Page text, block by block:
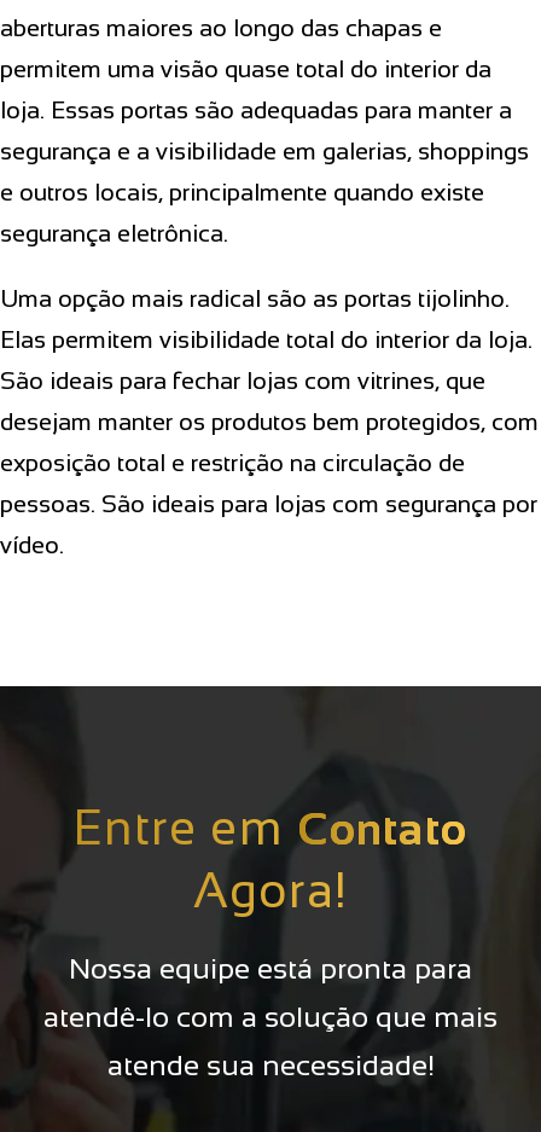
aberturas maiores ao longo das chapas e
permitem uma visão quase total do interior da
loja. Essas portas são adequadas para manter a
segurança e a visibilidade em galerias, shoppings
e outros locais, principalmente quando existe
segurança eletrônica.
Uma opção mais radical são as portas tijolinho.
Elas permitem visibilidade total do interior da loja.
São ideais para fechar lojas com vitrines, que
desejam manter os produtos bem protegidos, com
exposição total e restrição na circulação de
pessoas. São ideais para lojas com segurança por
vídeo.
Entre em Contato
Agora!
Nossa equipe está pronta para
atendê-lo com a solução que mais
atende sua necessidade!